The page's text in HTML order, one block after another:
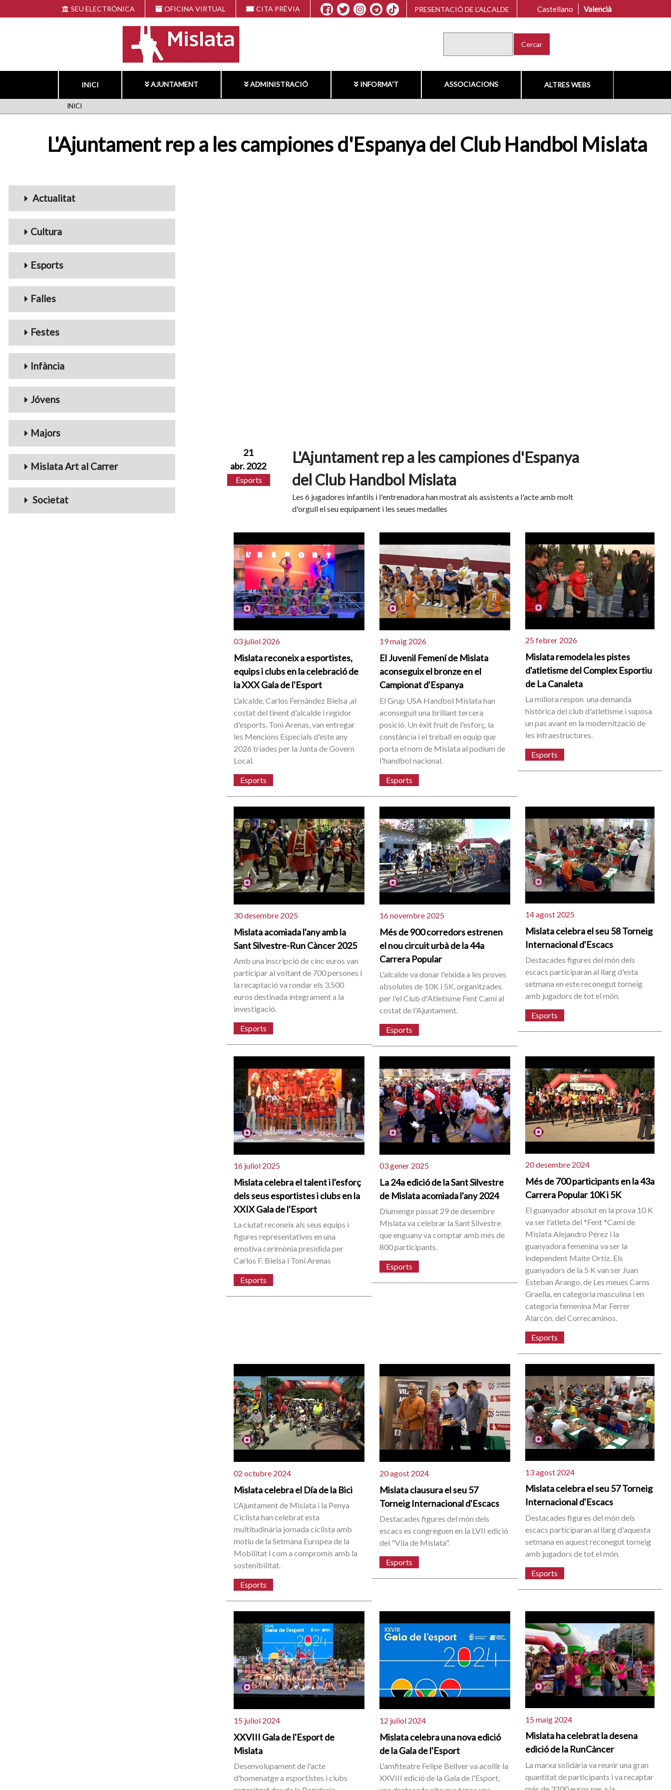
al
SEU ELECTRÒNICA OFICINA VIRTUAL CITA PRÈVIA PRESENTACIÓ DE L'ALCALDE Castellano Valencià
INICI AJUNTAMENT ADMINISTRACIÓ INFORMA'T ASSOCIACIONS ALTRES WEBS
FIL
D'ARIADNA
INICI
L'Ajuntament rep a les campiones d'Espanya del Club Handbol Mislata
Menu_Videos
Actualitat
Cultura
Esports
Falles
Festes
Infància
Jóvens
Majors
Mislata Art al Carrer
Societat
21
abr. 2022
Esports
L'Ajuntament rep a les campiones d'Espanya
del Club Handbol Mislata
Les 6 jugadores infantils i l'entrenadora han mostrat als assistents a l'acte amb molt
d'orgull el seu equipament i les seues medalles
03 juliol 2026
Mislata reconeix a esportistes,
equips i clubs en la celebració de
la XXX Gala de l'Esport
L'alcalde, Carlos Fernández Bielsa ,al
costat del tinent d'alcalde i regidor
d'esports, Toni Arenas, van entregar
les Mencions Especials d'este any
2026 triades per la Junta de Govern
Local.
Esports
19 maig 2026
El Juvenil Femení de Mislata
aconseguix el bronze en el
Campionat d'Espanya
El Grup USA Handbol Mislata han
aconseguit una brillant tercera
posició. Un èxit fruit de l'esforç, la
constància i el treball en equip que
porta el nom de Mislata al podium de
l'handbol nacional.
Esports
25 febrer 2026
Mislata remodela les pistes
d'atletisme del Complex Esportiu
de La Canaleta
La millora respon una demanda
històrica del club d'atletisme i suposa
un pas avant en la modernització de
les infraestructures.
Esports
30 desembre 2025
Mislata acomiada l'any amb la
Sant Silvestre-Run Càncer 2025
Amb una inscripció de cinc euros van
participar al voltant de 700 persones i
la recaptació va rondar els 3.500
euros destinada íntegrament a la
investigació.
Esports
16 novembre 2025
Més de 900 corredors estrenen
el nou circuit urbà de la 44a
Carrera Popular
L'alcalde va donar l'eixida a les proves
absolutes de 10K i 5K, organitzades
per l'el Club d'Atletisme Fent Camí al
costat de l'Ajuntament.
Esports
14 agost 2025
Mislata celebra el seu 58 Torneig
Internacional d'Escacs
Destacades figures del món dels
escacs participaran al llarg d'esta
setmana en este reconegut torneig
amb jugadors de tot el món.
Esports
16 juliol 2025
Mislata celebra el talent i l'esforç
dels seus esportistes i clubs en la
XXIX Gala de l'Esport
La ciutat reconeix als seus equips i
figures representatives en una
emotiva cerimònia presidida per
Carlos F. Bielsa i Toni Arenas
Esports
03 gener 2025
La 24a edició de la Sant Silvestre
de Mislata acomiada l'any 2024
Diumenge passat 29 de desembre
Mislata va celebrar la Sant Silvestre
que enguany va comptar amb més de
800 participants.
Esports
20 desembre 2024
Més de 700 participants en la 43a
Carrera Popular 10K i 5K
El guanyador absolut en la prova 10 K
va ser l'atleta del *Fent *Camí de
Mislata Alejandro Pérez i la
guanyadora femenina va ser la
independent Maite Ortiz. Els
guanyadors de la 5 K van ser Juan
Esteban Arango, de Les meues Carns
Graella, en categoria masculina i en
categoria femenina Mar Ferrer
Alarcón, del Correcaminos.
Esports
02 octubre 2024
Mislata celebra el Día de la Bici
L'Ajuntament de Mislata i la Penya
Ciclista han celebrat esta
multitudinària jornada ciclista amb
motiu de la Setmana Europea de la
Mobilitat i com a compromís amb la
sostenibilitat.
Esports
20 agost 2024
Mislata clausura el seu 57
Torneig Internacional d'Escacs
Destacades figures del món dels
escacs es congreguen en la LVII edició
del "Vila de Mislata".
Esports
13 agost 2024
Mislata celebra el seu 57 Torneig
Internacional d'Escacs
Destacades figures del món dels
escacs participaran al llarg d'aquesta
setmana en aquest reconegut torneig
amb jugadors de tot el món.
Esports
15 juliol 2024
XXVIII Gala de l'Esport de
Mislata
Desenvolupament de l'acte
d'homenatge a esportistes i clubs
12 juliol 2024
Mislata celebra una nova edició
de la Gala de l'Esport
L'amfiteatre Felipe Bellver va acollir la
XXVIII edició de la Gala de l'Esport,
15 maig 2024
Mislata ha celebrat la desena
edició de la RunCàncer
La marxa solidària va reunir una gran
quantitat de participants i va recaptar